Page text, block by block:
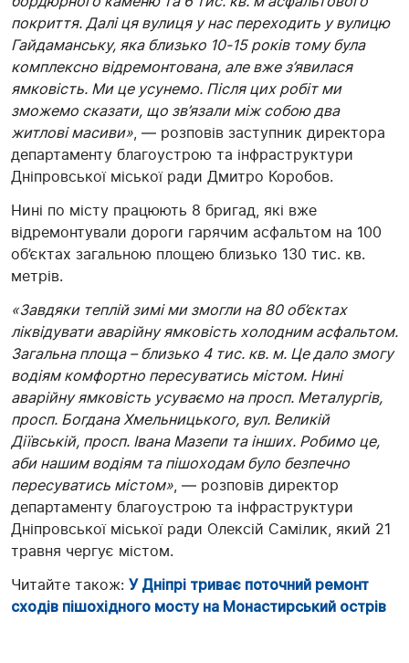
покриття. Далі ця вулиця у нас переходить у вулицю
Гайдаманську, яка близько 10-15 років тому була
комплексно відремонтована, але вже з’явилася
ямковість. Ми це усунемо. Після цих робіт ми
зможемо сказати, що зв’язали між собою два
житлові масиви», — розповів заступник директора
департаменту благоустрою та інфраструктури
Дніпровської міської ради Дмитро Коробов.
Нині по місту працюють 8 бригад, які вже
відремонтували дороги гарячим асфальтом на 100
об’єктах загальною площею близько 130 тис. кв.
метрів.
«Завдяки теплій зимі ми змогли на 80 об’єктах
ліквідувати аварійну ямковість холодним асфальтом.
Загальна площа – близько 4 тис. кв. м. Це дало змогу
водіям комфортно пересуватись містом. Нині
аварійну ямковість усуваємо на просп. Металургів,
просп. Богдана Хмельницького, вул. Великій
Діївській, просп. Івана Мазепи та інших. Робимо це,
аби нашим водіям та пішоходам було безпечно
пересуватись містом», — розповів директор
департаменту благоустрою та інфраструктури
Дніпровської міської ради Олексій Самілик, який 21
травня чергує містом.
Читайте також: У Дніпрі триває поточний ремонт
сходів пішохідного мосту на Монастирський острів